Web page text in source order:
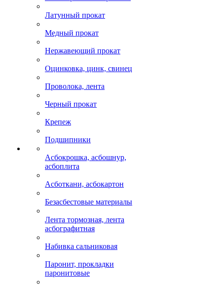
Латунный прокат
Медный прокат
Нержавеющий прокат
Оцинковка, цинк, свинец
Проволока, лента
Черный прокат
Крепеж
Подшипники
Асбокрошка, асбошнур,
асбоплита
Асботкани, асбокартон
Безасбестовые материалы
Лента тормозная, лента
асбографитная
Набивка сальниковая
Паронит, прокладки
паронитовые